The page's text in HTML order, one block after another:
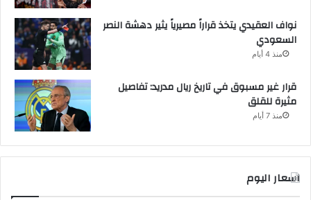
نواف العقيدي يتخذ قراراً مصيرياً يثير دهشة النصر
السعودي
منذ 4 أيام
قرار غير مسبوق في تاريخ ريال مدريد: تفاصيل
مثيرة للقلق
منذ 7 أيام
اسعار اليوم